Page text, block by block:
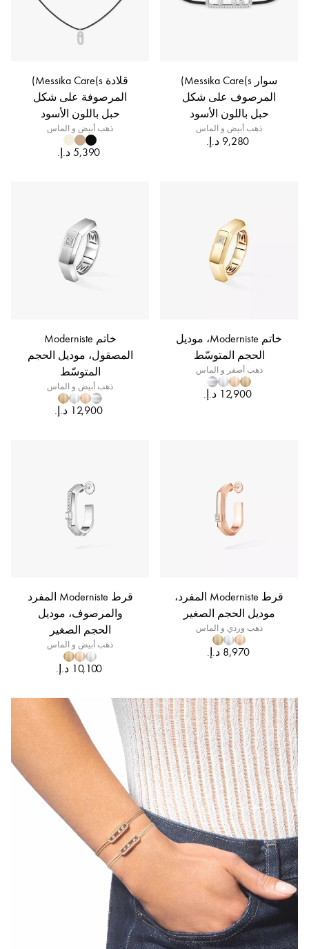
سوار Messika Care(s)
المرصوف على شكل
حبل باللون الأسود
ذهب أبيض و الماس
قلادة Messika Care(s)
المرصوفة على شكل
حبل باللون الأسود
ذهب أبيض و الماس
خاتم Moderniste، موديل
الحجم المتوسّط
ذهب أصفر و الماس
خاتم Moderniste
المصقول، موديل الحجم
المتوسّط
ذهب أبيض و الماس
قرط Moderniste المفرد،
موديل الحجم الصغير
ذهب وردي و الماس
‏8,970 د.إ.‏
قرط Moderniste المفرد
والمرصوف، موديل
الحجم الصغير
ذهب أبيض و الماس
‏10,100 د.إ.‏